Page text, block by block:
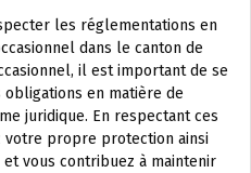
les réglementations en
dans le canton de
il est important de se
en matière de
juridique. En respectant ces
votre propre protection ainsi
vous contribuez à maintenir